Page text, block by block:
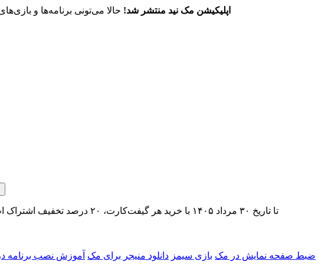
اپلیکیشن مک نید منتشر شد! حالا می‌تونی برنامه‌ها و
تا تاریخ ۳۰ مرداد ۱۴۰۵ با خرید هر گیفت‌کارت، ۲۰ درصد تخفیف اشتراک اپ‌استور مک نید را دریافت کنید.
ضبط صفحه نمایش در مک بازی سیمز دانلود منیجر برای مک آموزش نصب برنامه